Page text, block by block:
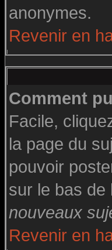
anonymes.
Revenir en
Comment
Facile,
la page du
pouvoir
sur le bas
nouveaux
Revenir en